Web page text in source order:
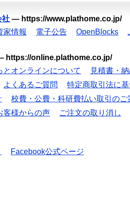
社 — https://www.plathome.co.jp/
家情報 電子公告 OpenBlocks
https://online.plathome.co.jp/
とオンラインについて
見積書・
よくあるご質問
特定商取引法に
校費・公費・科研費払い取引のご
客様からの声 ご注文の取り消し
Facebook公式ページ